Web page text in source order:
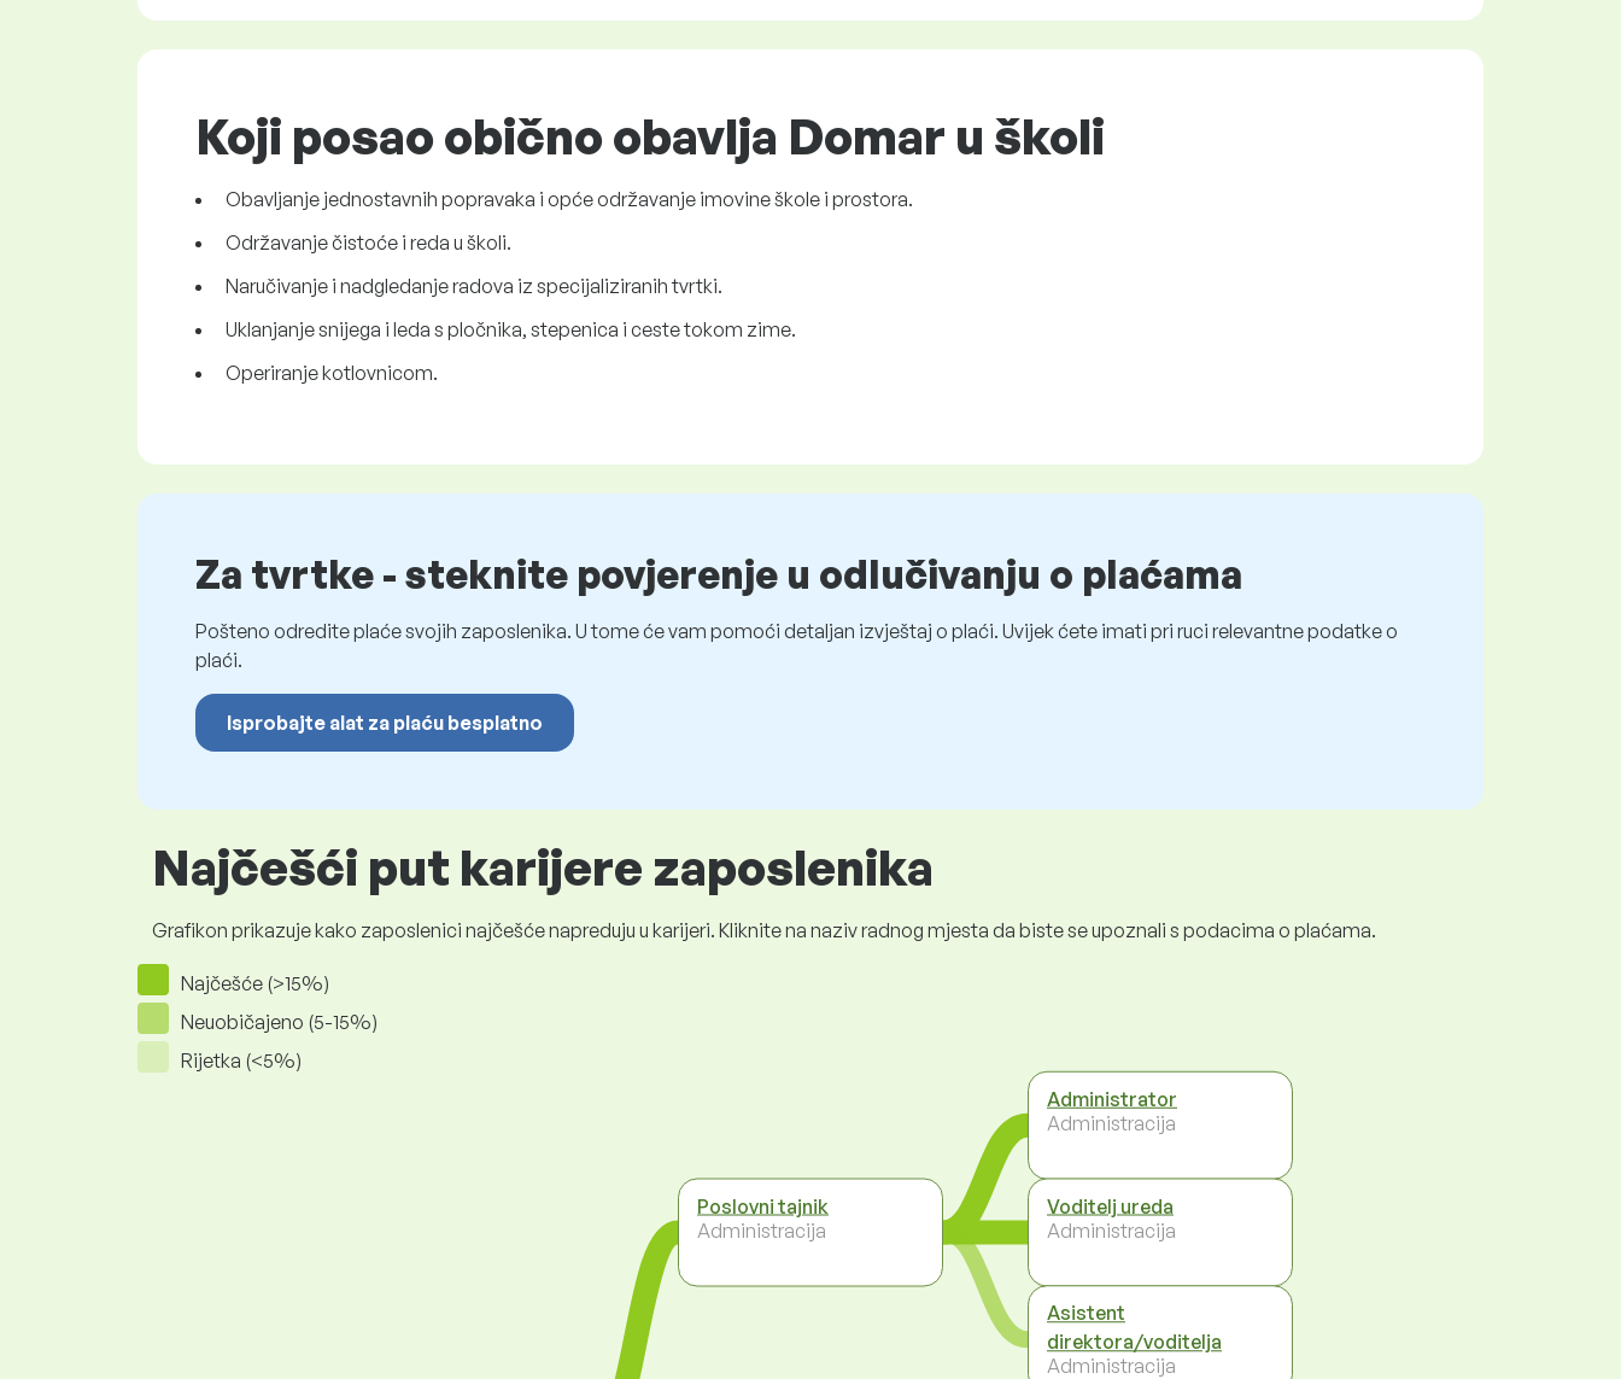
Koji posao obično obavlja Domar u školi
Obavljanje jednostavnih popravaka i opće održavanje imovine škole i prostora.
Održavanje čistoće i reda u školi.
Naručivanje i nadgledanje radova iz specijaliziranih tvrtki.
Uklanjanje snijega i leda s pločnika, stepenica i ceste tokom zime.
Operiranje kotlovnicom.
Za tvrtke - steknite povjerenje u odlučivanju o plaćama
Pošteno odredite plaće svojih zaposlenika. U tome će vam pomoći detaljan izvještaj o plaći. Uvijek ćete imati pri ruci relevantne podatke o
plaći.
Isprobajte alat za plaću besplatno
Najčešći put karijere zaposlenika
Grafikon prikazuje kako zaposlenici najčešće napreduju u karijeri. Kliknite na naziv radnog mjesta da biste se upoznali s podacima o plaćama.
Najčešće (>15%)
Neuobičajeno (5-15%)
Rijetka (<5%)
Poslovni tajnik
Administracija
Administrator
Administracija
Voditelj ureda
Administracija
Asistent
direktora/voditelja
Administracija